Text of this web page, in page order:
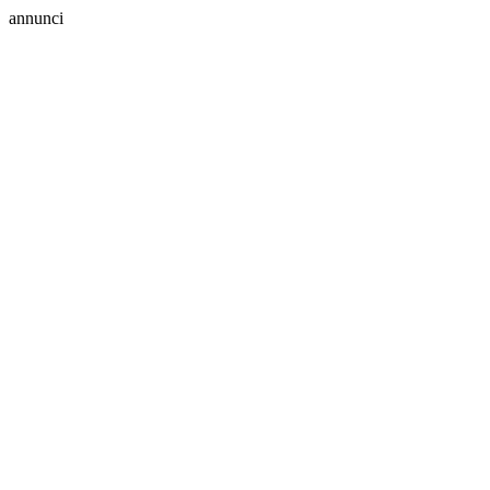
annunci